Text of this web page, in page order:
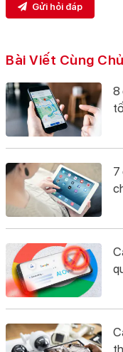
Gửi hỏi đáp
Bài Viết Cùng
8
7